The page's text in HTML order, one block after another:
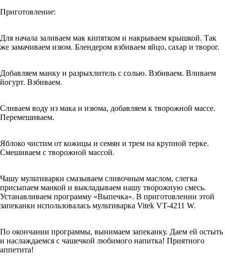
Приготовление:
Для начала заливаем мак кипятком и накрываем крышкой. Так
же замачиваем изюм. Блендером взбиваем яйцо, сахар и творог.
Добавляем манку и разрыхлитель с солью. Взбиваем. Вливаем
йогурт. Взбиваем.
Сливаем воду из мака и изюма, добавляем к творожной массе.
Перемешиваем.
Яблоко чистим от кожицы и семян и трем на крупной терке.
Смешиваем с творожной массой.
Чашу мультиварки смазываем сливочным маслом, слегка
присыпаем манкой и выкладываем нашу творожную смесь.
Устанавливаем программу «Выпечка». В приготовлении этой
запеканки использовалась мультиварка Vitek VT-4211 W.
По окончании программы, вынимаем запеканку. Даем ей остыть
и наслаждаемся с чашечкой любимого напитка! Приятного
аппетита!